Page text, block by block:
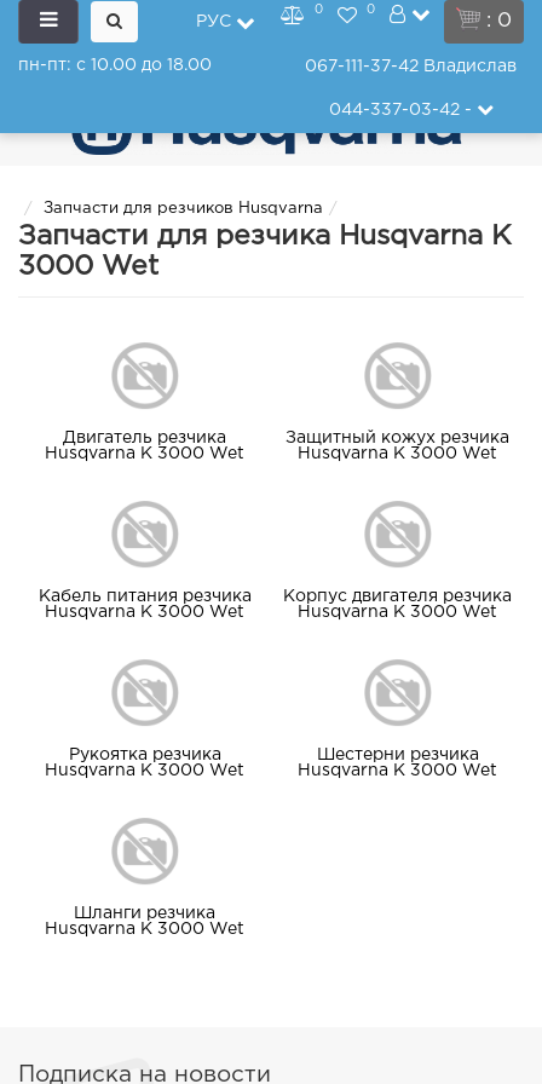
: 0
РУС
0 0
пн-пт: с 10.00 до 18.00 067-111-37-42 Владислав
044-337-03-42-
Запчасти для резчиков Husqvarna
Запчасти для резчика Husqvarna K
3000 Wet
Двигатель резчика
Husqvarna K 3000 Wet
Защитный кожух резчика
Husqvarna K 3000 Wet
Кабель питания резчика
Husqvarna K 3000 Wet
Корпус двигателя резчика
Husqvarna K 3000 Wet
Рукоятка резчика
Husqvarna K 3000 Wet
Шестерни резчика
Husqvarna K 3000 Wet
Шланги резчика
Husqvarna K 3000 Wet
Подписка на новости